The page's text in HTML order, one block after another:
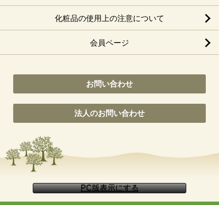
化粧品の使用上の注意について
会員ページ
お問い合わせ
法人のお問い合わせ